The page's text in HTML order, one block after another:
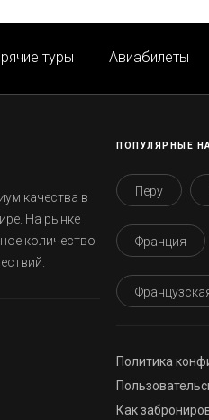
туры Авиабилеты
качества в
На рынке
количество
ПОПУЛЯРНЫЕ
Перу
Франция
Политика
Как